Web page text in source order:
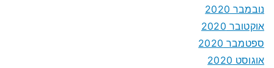
נובמבר 2020
אוקטובר 2020
ספטמבר 2020
אוגוסט 2020